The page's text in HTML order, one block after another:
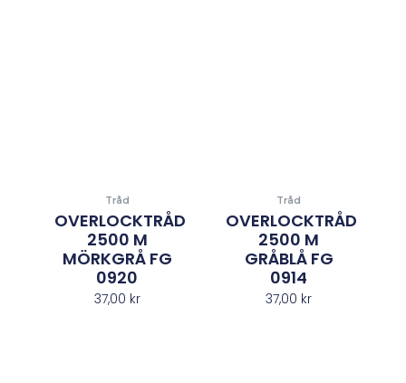
Tråd
OVERLOCKTRÅD
2500 M
MÖRKGRÅ FG
0920
37,00 kr
Tråd
OVERLOCKTRÅD
2500 M
GRÅBLÅ FG
0914
37,00 kr